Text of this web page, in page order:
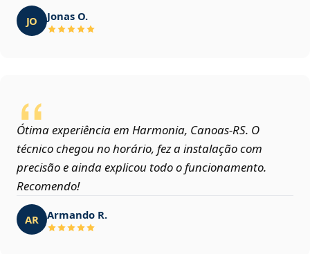
JO Jonas O.
Ótima experiência em Harmonia, Canoas‑RS. O
técnico chegou no horário, fez a instalação com
precisão e ainda explicou todo o funcionamento.
Recomendo!
AR Armando R.